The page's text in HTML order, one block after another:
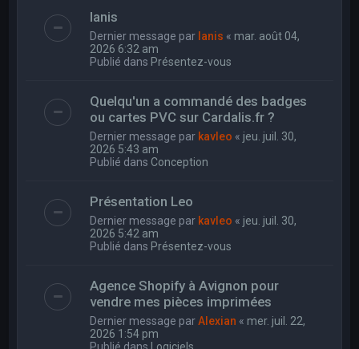
Ianis
Dernier message par Ianis « mar. août 04,
2026 6:32 am
Publié dans Présentez-vous
Quelqu'un a commandé des badges
ou cartes PVC sur Cardalis.fr ?
Dernier message par kavleo « jeu. juil. 30,
2026 5:43 am
Publié dans Conception
Présentation Leo
Dernier message par kavleo « jeu. juil. 30,
2026 5:42 am
Publié dans Présentez-vous
Agence Shopify à Avignon pour
vendre mes pièces imprimées
Dernier message parAlexian « mer. juil. 22,
2026 1:54 pm
Publié dans Logiciels